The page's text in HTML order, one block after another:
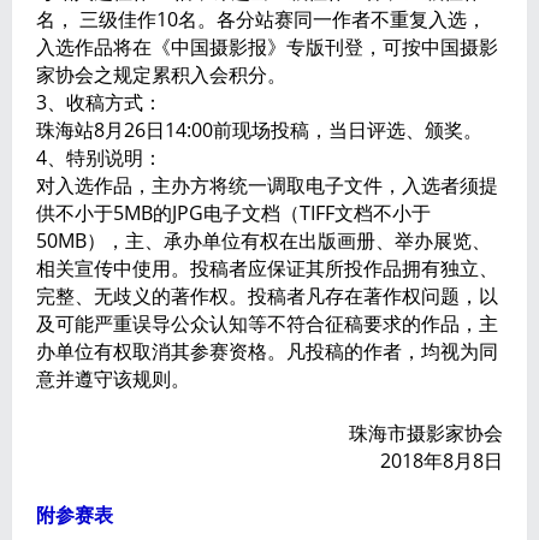
名， 三级佳作10名。各分站赛同一作者不重复入选，
入选作品将在《中国摄影报》专版刊登，可按中国摄影
家协会之规定累积入会积分。
3、收稿方式：
珠海站8月26日14:00前现场投稿，当日评选、颁奖。
4、特别说明：
对入选作品，主办方将统一调取电子文件，入选者须提
供不小于5MB的JPG电子文档（TIFF文档不小于
50MB），主、承办单位有权在出版画册、举办展览、
相关宣传中使用。投稿者应保证其所投作品拥有独立、
完整、无歧义的著作权。投稿者凡存在著作权问题，以
及可能严重误导公众认知等不符合征稿要求的作品，主
办单位有权取消其参赛资格。凡投稿的作者，均视为同
意并遵守该规则。
珠海市摄影家协会
2018年8月8日
附参赛表